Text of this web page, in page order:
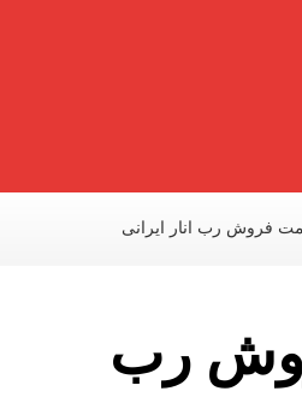
فروش رب انار ایرانی
رب